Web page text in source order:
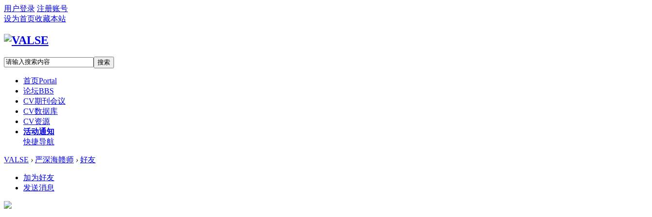
用户登录 注册账号
设为首页收藏本站
搜索
首页Portal
论坛BBS
CV期刊会议
CV数据库
CV资源
活动通知
快捷导航
VALSE › 严深海赣师 › 好友
加为好友
发送消息